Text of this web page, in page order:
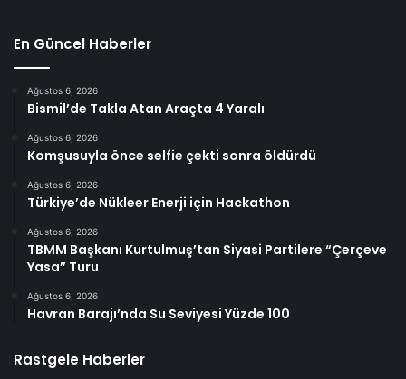
En Güncel Haberler
Ağustos 6, 2026
Bismil’de Takla Atan Araçta 4 Yaralı
Ağustos 6, 2026
Komşusuyla önce selfie çekti sonra öldürdü
Ağustos 6, 2026
Türkiye’de Nükleer Enerji için Hackathon
Ağustos 6, 2026
TBMM Başkanı Kurtulmuş’tan Siyasi Partilere “Çerçeve
Yasa” Turu
Ağustos 6, 2026
Havran Barajı’nda Su Seviyesi Yüzde 100
Rastgele Haberler